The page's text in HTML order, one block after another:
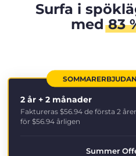
Surfa i
med83
2 år + 2 månader
Faktureras $56.94 de första 2
för $56.94 årligen
Summer